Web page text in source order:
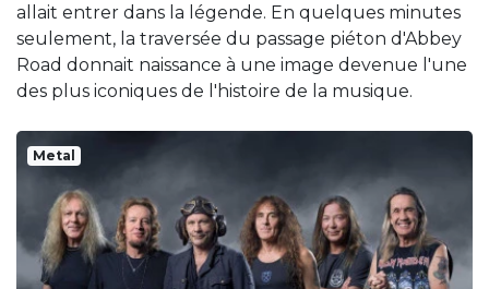
allait entrer dans la légende. En quelques minutes
seulement, la traversée du passage piéton d'Abbey
Road donnait naissance à une image devenue l'une
des plus iconiques de l'histoire de la musique.
Metal